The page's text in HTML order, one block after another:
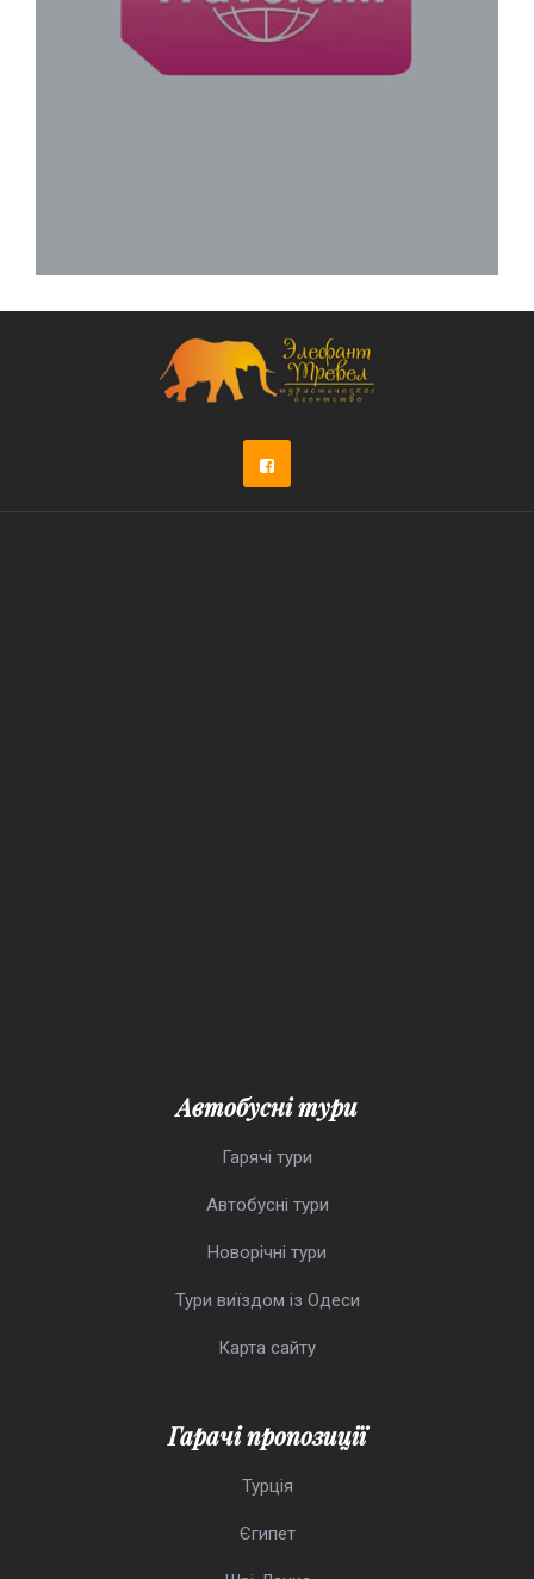
Автобусні тури
Гарячі тури
Автобусні тури
Новорічні тури
Тури виїздом із Одеси
Карта сайту
Гарачі пропозиції
Турція
Єгипет